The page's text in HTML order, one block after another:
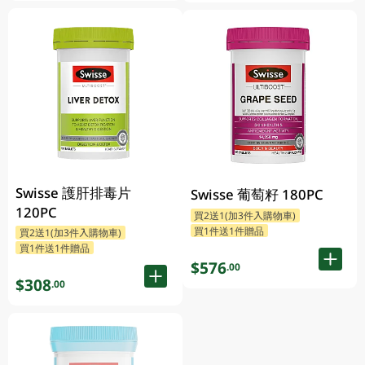
Swisse 護肝排毒片
120PC
買2送1(加3件入購物車)
買1件送1件贈品
$308.00
Swisse 葡萄籽 180PC
買2送1(加3件入購物車)
買1件送1件贈品
$576.00